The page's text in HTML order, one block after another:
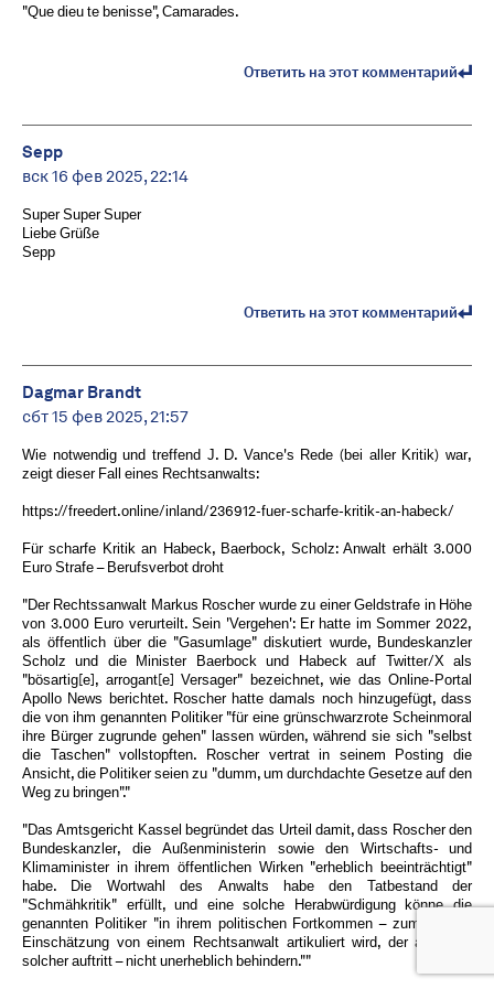
"Que dieu te benisse", Camarades.
Ответить на этот комментарий
Sepp
вск 16 фев 2025, 22:14
Super Super Super
Liebe Grüße
Sepp
Ответить на этот комментарий
Dagmar Brandt
сбт 15 фев 2025, 21:57
Wie notwendig und treffend J. D. Vance's Rede (bei aller Kritik) war,
zeigt dieser Fall eines Rechtsanwalts:
https://freedert.online/inland/236912-fuer-scharfe-kritik-an-habeck/
Für scharfe Kritik an Habeck, Baerbock, Scholz: Anwalt erhält 3.000
Euro Strafe – Berufsverbot droht
"Der Rechtssanwalt Markus Roscher wurde zu einer Geldstrafe in Höhe
von 3.000 Euro verurteilt. Sein 'Vergehen': Er hatte im Sommer 2022,
als öffentlich über die "Gasumlage" diskutiert wurde, Bundeskanzler
Scholz und die Minister Baerbock und Habeck auf Twitter/X als
"bösartig[e], arrogant[e] Versager" bezeichnet, wie das Online-Portal
Apollo News berichtet. Roscher hatte damals noch hinzugefügt, dass
die von ihm genannten Politiker "für eine grünschwarzrote Scheinmoral
ihre Bürger zugrunde gehen" lassen würden, während sie sich "selbst
die Taschen" vollstopften. Roscher vertrat in seinem Posting die
Ansicht, die Politiker seien zu "dumm, um durchdachte Gesetze auf den
Weg zu bringen"."
"Das Amtsgericht Kassel begründet das Urteil damit, dass Roscher den
Bundeskanzler, die Außenministerin sowie den Wirtschafts- und
Klimaminister in ihrem öffentlichen Wirken "erheblich beeinträchtigt"
habe. Die Wortwahl des Anwalts habe den Tatbestand der
"Schmähkritik" erfüllt, und eine solche Herabwürdigung könne die
genannten Politiker "in ihrem politischen Fortkommen – zumal diese
Einschätzung von einem Rechtsanwalt artikuliert wird, der auch als
solcher auftritt – nicht unerheblich behindern.""